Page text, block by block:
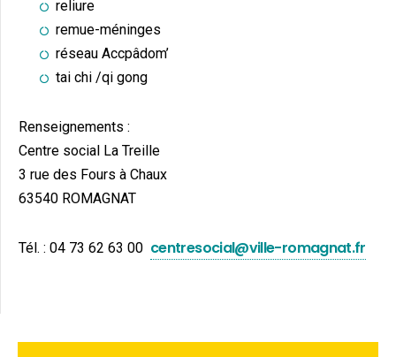
reliure
remue-méninges
réseau Accpâdom’
tai chi /qi gong
Renseignements :
Centre social La Treille
3 rue des Fours à Chaux
63540 ROMAGNAT
Tél. : 04 73 62 63 00 centresocial@ville-romagnat.fr